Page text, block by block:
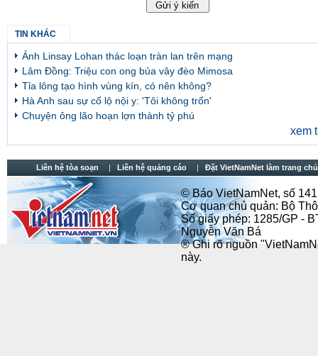
TIN KHÁC
Ảnh Linsay Lohan thác loạn tràn lan trên mạng
Lâm Đồng: Triệu con ong bủa vây đèo Mimosa
Tỉa lông tạo hình vùng kín, có nên không?
Hà Anh sau sự cố lộ nội y: 'Tôi không trốn'
Chuyện ông lão hoạn lợn thành tỷ phú
xem
,
Liên hệ tòa soạn Liên hệ quảng cáo Đặt VietNamNet làm trang chủ
© Báo VietNamNet, số
Cơ quan chủ quản: Bộ
Số giấy phép: 1285/GP -
Nguyễn Văn Bá
® Ghi rõ nguồn
này.